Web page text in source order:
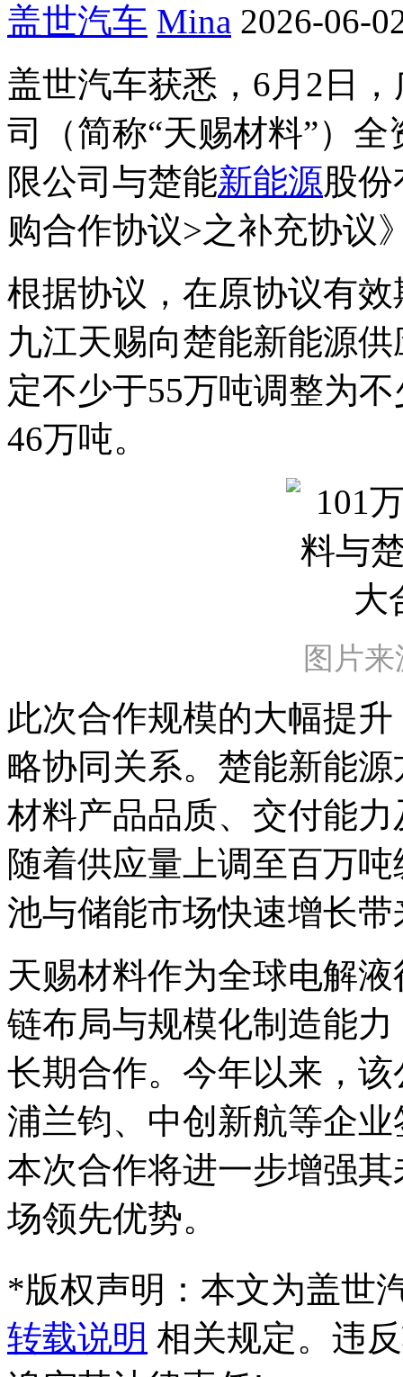
盖世汽车 Mina 2026-06-
盖世汽车获悉，6月2日
司（简称“天赐材料”）
限公司与楚能新能源股
购合作协议>之补充协议
根据协议，在原协议有
九江天赐向楚能新能源
定不少于55万吨调整为
46万吨。
图片
此次合作规模的大幅提
略协同关系。楚能新能
材料产品品质、交付能
随着供应量上调至百万
池与储能市场快速增长
天赐材料作为全球电解
链布局与规模化制造能
长期合作。今年以来，
浦兰钧、中创新航等企
本次合作将进一步增强
场领先优势。
*版权声明：本文为盖世
转载说明 相关规定。违